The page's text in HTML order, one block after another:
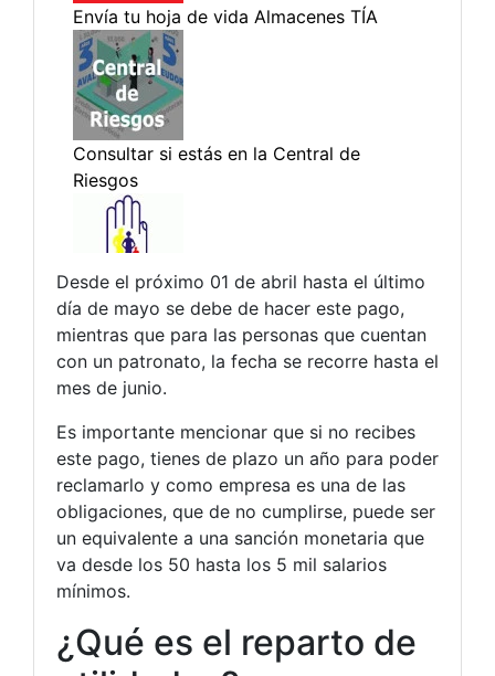
Desde el próximo 01 de abril hasta el último
día de mayo se debe de hacer este pago,
mientras que para las personas que cuentan
con un patronato, la fecha se recorre hasta el
mes de junio.
Es importante mencionar que si no recibes
este pago, tienes de plazo un año para poder
reclamarlo y como empresa es una de las
obligaciones, que de no cumplirse, puede ser
un equivalente a una sanción monetaria que
va desde los 50 hasta los 5 mil salarios
mínimos.
¿Qué es el reparto de